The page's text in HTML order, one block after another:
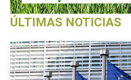
ÚLTIMAS NOTICIAS